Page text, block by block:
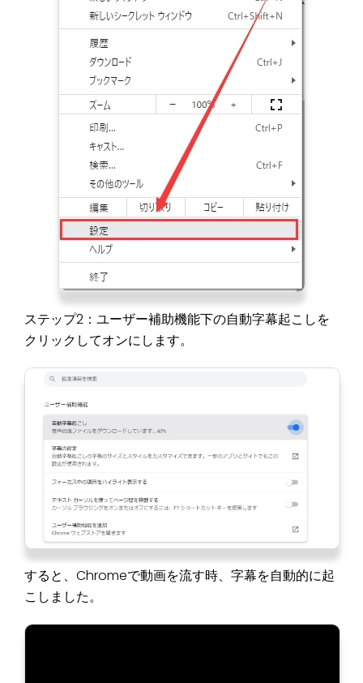
ステップ2：ユーザー補助機能下の自動字幕起こしを
クリックしてオンにします。
すると、Chromeで動画を流す時、字幕を自動的に起
こしました。